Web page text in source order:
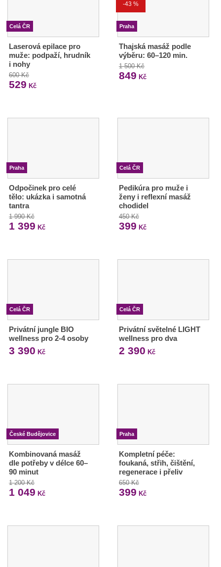
Celá ČR
Laserová epilace pro
muže: podpaží, hrudník
i nohy
600 Kč
529 Kč
-43 %
Praha
Thajská masáž podle
výběru: 60–120 min.
1 500 Kč
849 Kč
Praha
Odpočinek pro celé
tělo: ukázka i samotná
tantra
1 990 Kč
1 399 Kč
Celá ČR
Pedikúra pro muže i
ženy i reflexní masáž
chodidel
450 Kč
399 Kč
Celá ČR
Privátní jungle BIO
wellness pro 2-4 osoby
3 390 Kč
Celá ČR
Privátní světelné LIGHT
wellness pro dva
2 390 Kč
České Budějovice
Kombinovaná masáž
dle potřeby v délce 60–
90 minut
1 200 Kč
1 049 Kč
Praha
Kompletní péče:
foukaná, střih, čištění,
regenerace i přeliv
650 Kč
399 Kč